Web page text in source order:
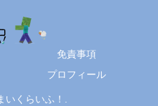
免責事項
プロフィール
いくらいふ！.